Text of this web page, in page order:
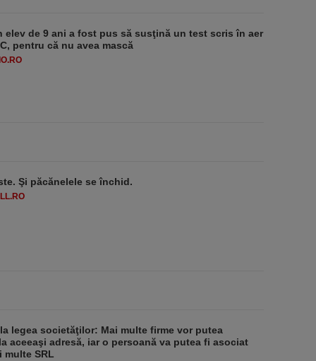
elev de 9 ani a fost pus să susţină un test scris în aer
pentru că nu avea mască
Şi păcănelele se închid.
legea societăţilor: Mai multe firme vor putea
aceeaşi adresă, iar o persoană va putea fi asociat
multe SRL